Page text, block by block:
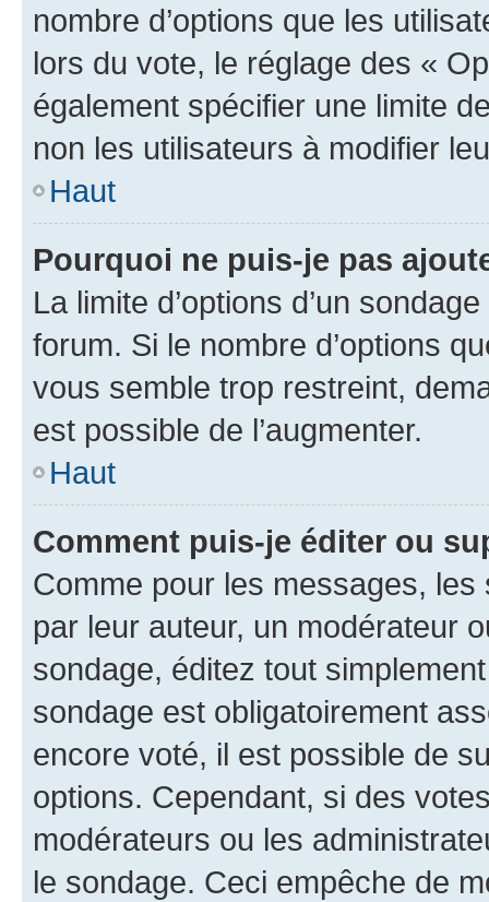
nombre d’options que les
lors du vote, le réglage des «
également spécifier une limite
non les utilisateurs à modifier
Haut
Pourquoi ne puis-je pas
La limite d’options d’un
forum. Si le nombre d’options
vous semble trop restreint,
est possible de l’augmenter.
Haut
Comment puis-je éditer ou
Comme pour les messages,
par leur auteur, un modérateur
sondage, éditez tout
sondage est obligatoirement
encore voté, il est possible de
options. Cependant, si des
modérateurs ou les
le sondage. Ceci empêche de